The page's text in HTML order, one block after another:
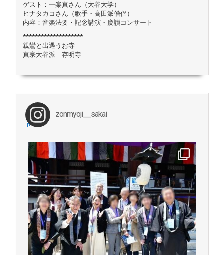
ゲスト：一楽真さん（大谷大学）
ヒナタカコさん（歌手・高田派僧侶）
内容：音楽法要・記念講演・慶讃コンサート
********************
親鸞と出遇うお寺
真宗大谷派 存明寺
zonmyoji__sakai